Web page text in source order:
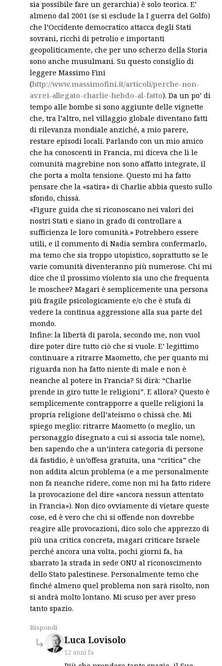
sia possibile fare un gerarchia) è solo teorica. E’
almeno dal 2001 (se si esclude la I guerra del Golfo)
che l’Occidente democratico attacca degli Stati
sovrani, ricchi di petrolio e importanti
geopoliticamente, che per uno scherzo della Storia
sono anche musulmani. Su questo consiglio di
leggere Massimo Fini
(http://www.massimofini.it/articoli/perche-non-
avrei-allegato-charlie-hebdo-al-fatto). Da un po’ di
tempo alle bombe si sono aggiunte delle vignette
che, tra l’altro, nel villaggio globale diventano fatti
di rilevanza mondiale anziché, a mio parere,
restare episodi locali. Parlando con un mio amico
che ha conoscenti in Francia, mi diceva che lì le
comunità magrebine non sono affatto integrate, il
che porta a molta tensione. Questo mi ha fatto
pensare che la «satira» di Charlie abbia questo sullo
sfondo, chissà.
«Figure guida che si riconoscano nei valori dei
nostri Stati e siano in grado di controllare a
sufficienza le loro comunità.» Potrebbero essere
utili, e il commento di Nadia sembra confermarlo,
ma temo che sia troppo utopistico, soprattutto se le
varie comunità diventeranno più numerose. Chi mi
dice che il prossimo violento sia uno che frequenta
le moschee? Magari è semplicemente una persona
più fragile psicologicamente e/o che è stufa di
vedere la continua aggressione alla sua parte del
mondo.
Infine: la libertà di parola, secondo me, non vuol
dire poter dire tutto ciò che si vuole. E’ legittimo
continuare a ritrarre Maometto, che per quanto mi
riguarda non ha fatto niente di male e non è
neanche al potere in Francia? Si dirà: “Charlie
prende in giro tutte le religioni”. E allora? Questo è
semplicemente contrapporre a quelle religioni la
propria religione dell’ateismo o chissà che. Mi
spiego meglio: ritrarre Maometto (o meglio, un
personaggio disegnato a cui si associa tale nome),
ben sapendo che a un’intera categoria di persone
dà fastidio, è un’offesa gratuita, una “critica” che
non addita alcun problema (e a me personalmente
non fa neanche ridere, come non mi ha fatto ridere
la provocazione del dire «ancora nessun attentato
in Francia»). Non dico ovviamente di vietare queste
cose, ed è vero che chi si offende non dovrebbe
reagire alle provocazioni, dico solo che apprezzo di
più una critica concreta, magari criticare Israele
perché ancora una volta, pochi giorni fa, ha
sbarrato la strada in sede ONU al riconoscimento
dello Stato palestinese. Personalmente temo che
finché almeno quel problema non sarà risolto, non
si andrà molto lontano. Mi scuso per aver preso
tanto spazio.
Rispondi
Luca Lovisolo
12 anni fa